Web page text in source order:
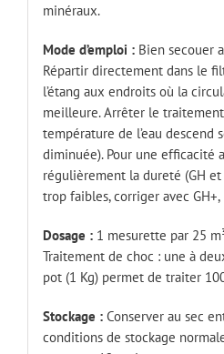
minéraux.
Mode d’emploi :Bien secouer
Répartir directement dans le
l’étang aux endroits où la
meilleure. Arrêter le
température de l’eau descend
diminuée). Pour une efficacité
régulièrement la dureté (GH et
trop faibles, corriger avec
Dosage :1 mesurette par 25
Traitement de choc : une à
pot (1 Kg) permet de traiter
Stockage :Conserver au sec
conditions de stockage